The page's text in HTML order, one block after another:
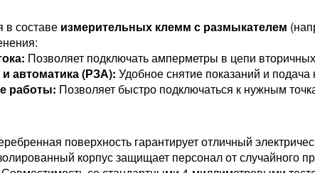
в составе измерительных клемм с размыкателем
Позволяет подключать амперметры в цепи
автоматика (РЗА): Удобное снятие показаний и подача
работы: Позволяет быстро подключаться к нужным
поверхность гарантирует отличный
корпус защищает персонал от случайного